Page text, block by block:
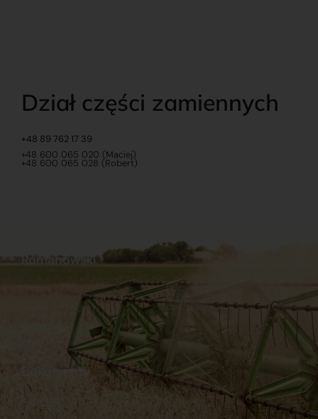
Dział części zamiennych
+48 89 762 17 39
+48 600 065 020 (Maciej)
+48 600 065 028 (Robert)
Dokumenty
Regulamin
Dostawy
Romanowski
Sklep internetowy
Praca
Ubezpieczenia